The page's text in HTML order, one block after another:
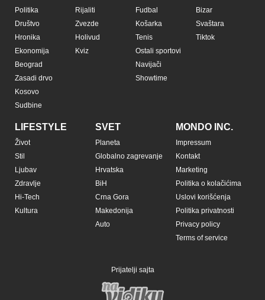
Politika
Društvo
Hronika
Ekonomija
Beograd
Zasadi drvo
Kosovo
Sudbine
Rijaliti
Zvezde
Holivud
Kviz
Fudbal
Košarka
Tenis
Ostali sportovi
Navijači
Showtime
Bizar
Svaštara
Tiktok
LIFESTYLE
Život
Stil
Ljubav
Zdravlje
Hi-Tech
Kultura
SVET
Planeta
Globalno zagrevanje
Hrvatska
BiH
Crna Gora
Makedonija
Auto
MONDO INC.
Impressum
Kontakt
Marketing
Politika o kolačićima
Uslovi korišćenja
Politika privatnosti
Privacy policy
Terms of service
Prijatelji sajta